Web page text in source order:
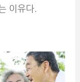
이유다.